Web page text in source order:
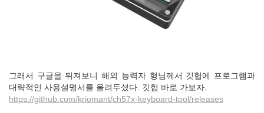
그래서 구글을 뒤져보니 해외 능력자 형님께서 깃헙에 프로그램과
대략적인 사용설명서를 올려두셨다. 깃헙 바로 가보자.
https://github.com/kriomant/ch57x-keyboard-tool/releases